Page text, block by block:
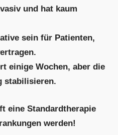
und hat kaum
sein für Patienten,
einige Wochen, aber die
stabilisieren.
eine Standardtherapie
werden!